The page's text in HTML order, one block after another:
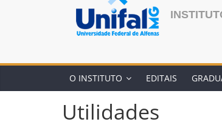
O INSTITUTO EDITAIS
Utilidades